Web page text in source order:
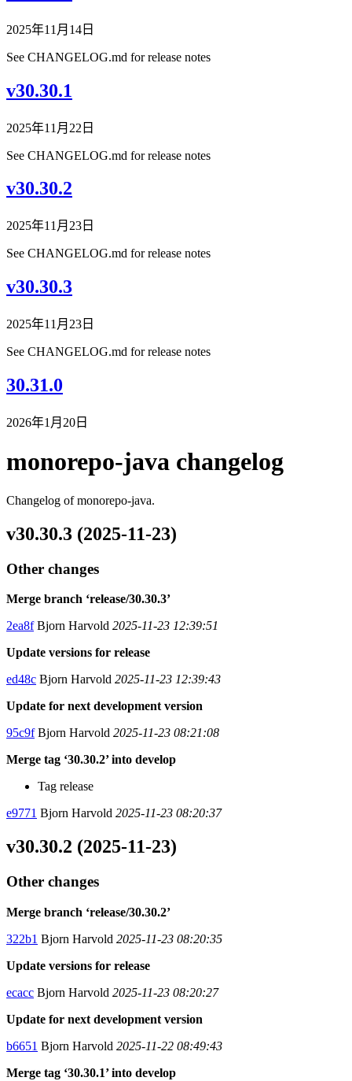
2025年11月14日
See CHANGELOG.md for release notes
v30.30.1
2025年11月22日
See CHANGELOG.md for release notes
v30.30.2
2025年11月23日
See CHANGELOG.md for release notes
v30.30.3
2025年11月23日
See CHANGELOG.md for release notes
30.31.0
2026年1月20日
monorepo-java changelog
Changelog of monorepo-java.
v30.30.3 (2025-11-23)
Other changes
Merge branch ‘release/30.30.3’
2ea8fBjorn Harvold 2025-11-23 12:39:51
Update versions for release
ed48c Bjorn Harvold 2025-11-23 12:39:43
Update for next development version
95c9fBjorn Harvold 2025-11-23 08:21:08
Merge tag ‘30.30.2’ into develop
Tag release
e9771 Bjorn Harvold 2025-11-23 08:20:37
v30.30.2 (2025-11-23)
Other changes
Merge branch ‘release/30.30.2’
322b1 Bjorn Harvold 2025-11-23 08:20:35
Update versions for release
ecacc Bjorn Harvold 2025-11-23 08:20:27
Update for next development version
b6651 Bjorn Harvold 2025-11-22 08:49:43
Merge tag ‘30.30.1’ into develop